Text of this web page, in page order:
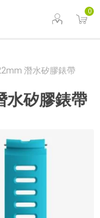
0
潛水矽膠錶帶
水矽膠錶帶